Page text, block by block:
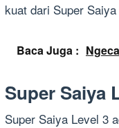
kuat dari Super
Baca Juga :
Super Saiya
Super Saiya Level 3